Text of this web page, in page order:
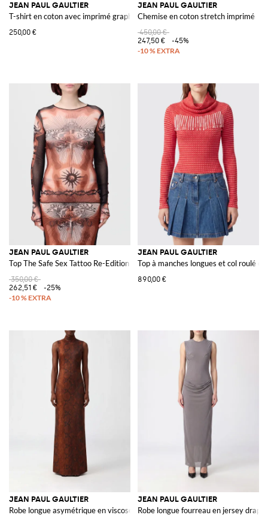
JEAN PAUL GAULTIER
T-shirt en coton avec imprimé graphique contrastant
250,00 €
JEAN PAUL GAULTIER
Chemise en coton stretch imprimé
450,00 €
247,50 €
-45%
JEAN PAUL GAULTIER
Top The Safe Sex Tattoo Re-Edition en tulle imprimé
350,00 €
262,51 €
-25%
JEAN PAUL GAULTIER
Top à manches longues et col roulé
890,00 €
JEAN PAUL GAULTIER
Robe longue asymétrique en viscose à imprimé python
JEAN PAUL GAULTIER
Robe longue fourreau en jersey drapé